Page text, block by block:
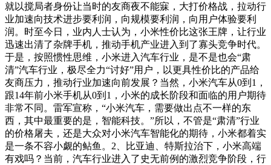
就以搅局者身份让当时的友商夜不能寐，大打价格战，拉动行
业加速向技术进步要利润，向规模要利润，向用户体验要利
润。时至今日，业内人士认为，小米性价比这张王牌，让行业
迅速出清了杂牌手机，推动手机产业进入到了寡头竞争时代。
于是，按照惯性思维，小米进入汽车行业，是不是也会“肃
清”汽车行业，极尽全力“讨好”用户，以更具性价比的产品给
友商压力，推动行业加速向前发展？当然，小米汽车从0到1，
跟14年前小米手机从0到1，小米的成长阶段和面临的用户期待
非常不同。雷军宣称，“小米汽车，需要做出点不一样的东
西，其中最重要的是，智能科技。”所以，不管是“肃清”行业
的价格屠夫，还是大众对小米汽车智能化的期待，小米都着实
是一条不容小觑的鲇鱼。2、比亚迪、特斯拉治下，小米高端
有戏吗？当前，汽车行业进入了史无前例的激烈竞争阶段，行